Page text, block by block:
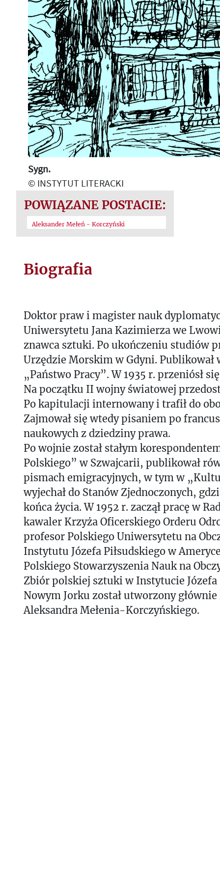
Sygn.
© INSTYTUT LITERACKI
POWIĄZANE POSTACIE:
Aleksander Mełeń - Korczyński
Biografia
Doktor praw i magister nauk
Uniwersytetu Jana Kazimierza we
znawca sztuki. Po ukończeniu studiów
Urzędzie Morskim w Gdyni. Publikował
„Państwo Pracy”. W 1935 r. przeniósł
Na początku II wojny światowej
Po kapitulacji internowany i trafił do
Zajmował się wtedy pisaniem po
naukowych z dziedziny prawa.
Po wojnie został stałym
Polskiego” w Szwajcarii, publikował
pismach emigracyjnych, w tym w
wyjechał do Stanów Zjednoczonych,
końca życia. W 1952 r. zaczął pracę w
kawaler Krzyża Oficerskiego Orderu
profesor Polskiego Uniwersytetu na
Instytutu Józefa Piłsudskiego w
Polskiego Stowarzyszenia Nauk na
Zbiór polskiej sztuki w Instytucie Józefa
Nowym Jorku został utworzony
Aleksandra Mełenia-Korczyńskiego.